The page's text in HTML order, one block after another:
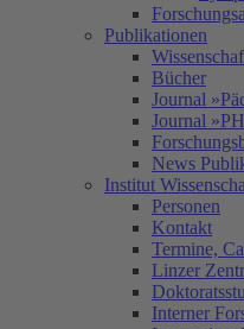
Publikationen
Bücher
Journal
Journal
News
Institut
Personen
Kontakt
Termine,
Linzer
Interner